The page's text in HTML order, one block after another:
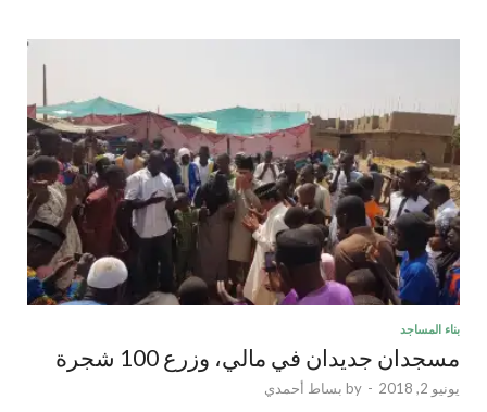
بناء المساجد
مسجدان جديدان في مالي، وزرع 100 شجرة
يونيو 2, 2018 -
by بساط أحمدي